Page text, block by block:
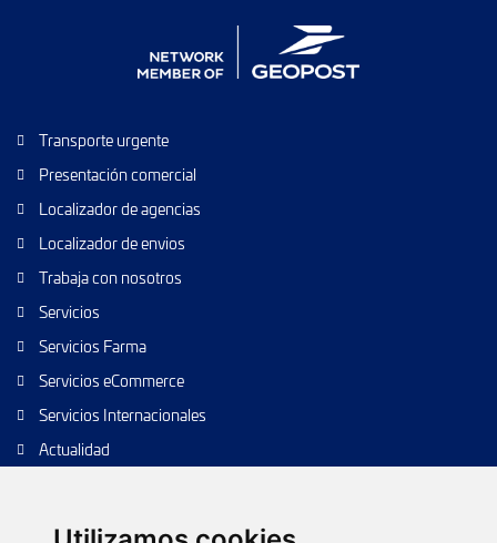
Transporte urgente
Presentación comercial
Localizador de agencias
Localizador de envios
Trabaja con nosotros
Servicios
Servicios Farma
Servicios eCommerce
Servicios Internacionales
Actualidad